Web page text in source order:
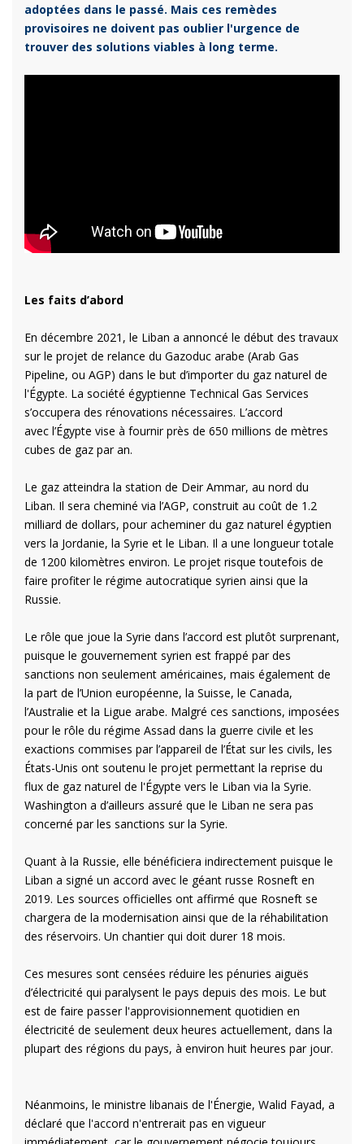
adoptées dans le passé. Mais ces remèdes
provisoires ne doivent pas oublier l'urgence de
trouver des solutions viables à long terme.
Les faits d’abord
En décembre 2021, le Liban a annoncé le début des travaux
sur le projet de relance du Gazoduc arabe (Arab Gas
Pipeline, ou AGP) dans le but d’importer du gaz naturel de
l'Égypte. La société égyptienne Technical Gas Services
s’occupera des rénovations nécessaires. L’accord
avec l’Égypte vise à fournir près de 650 millions de mètres
cubes de gaz par an.
Le gaz atteindra la station de Deir Ammar, au nord du
Liban. Il sera cheminé via l’AGP, construit au coût de 1.2
milliard de dollars, pour acheminer du gaz naturel égyptien
vers la Jordanie, la Syrie et le Liban. Il a une longueur totale
de 1200 kilomètres environ. Le projet risque toutefois de
faire profiter le régime autocratique syrien ainsi que la
Russie.
Le rôle que joue la Syrie dans l’accord est plutôt surprenant,
puisque le gouvernement syrien est frappé par des
sanctions non seulement américaines, mais également de
la part de l’Union européenne, la Suisse, le Canada,
l’Australie et la Ligue arabe. Malgré ces sanctions, imposées
pour le rôle du régime Assad dans la guerre civile et les
exactions commises par l’appareil de l’État sur les civils, les
États-Unis ont soutenu le projet permettant la reprise du
flux de gaz naturel de l'Égypte vers le Liban via la Syrie.
Washington a d’ailleurs assuré que le Liban ne sera pas
concerné par les sanctions sur la Syrie.
Quant à la Russie, elle bénéficiera indirectement puisque le
Liban a signé un accord avec le géant russe Rosneft en
2019. Les sources officielles ont affirmé que Rosneft se
chargera de la modernisation ainsi que de la réhabilitation
des réservoirs. Un chantier qui doit durer 18 mois.
Ces mesures sont censées réduire les pénuries aiguës
d’électricité qui paralysent le pays depuis des mois. Le but
est de faire passer l'approvisionnement quotidien en
électricité de seulement deux heures actuellement, dans la
plupart des régions du pays, à environ huit heures par jour.
Néanmoins, le ministre libanais de l'Énergie, Walid Fayad, a
déclaré que l'accord n'entrerait pas en vigueur